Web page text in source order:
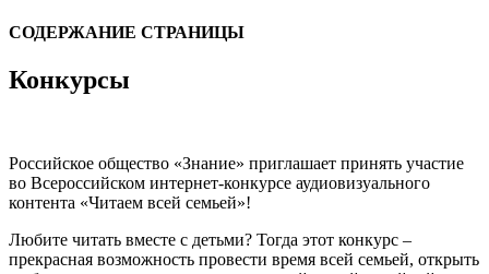
СОДЕРЖАНИЕ СТРАНИЦЫ
Конкурсы
Российское общество «Знание» приглашает принять участие
во Всероссийском интернет-конкурсе аудиовизуального
контента «Читаем всей семьей»!
Любите читать вместе с детьми? Тогда этот конкурс –
прекрасная возможность провести время всей семьей, открыть